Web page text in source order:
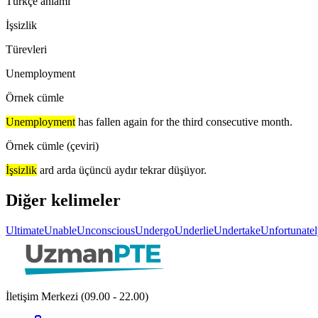
İşsizlik
Türevleri
Unemployment
Örnek cümle
Unemployment has fallen again for the third consecutive month.
Örnek cümle (çeviri)
İşsizlik ard arda üçüncü aydır tekrar düşüyor.
Diğer kelimeler
UltimateUnableUnconsciousUndergoUnderlieUndertake
İletişim Merkezi (09.00 - 22.00)